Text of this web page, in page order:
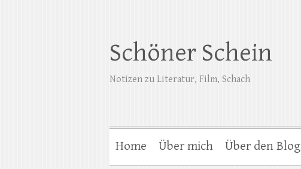
Schöner Schein
Notizen zu Literatur, Film, Schach
Home Über mich Über den Blog